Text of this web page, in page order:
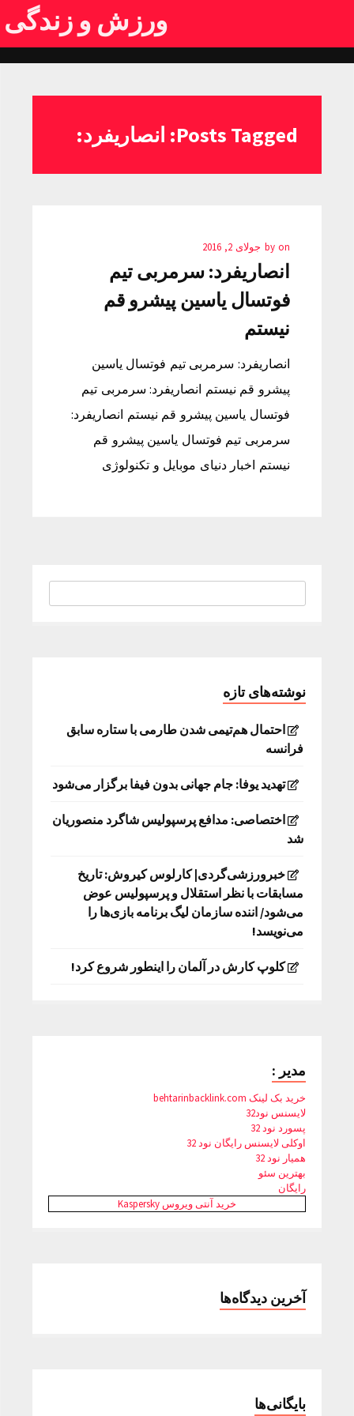
ورزش و زندگی
Posts Tagged: انصاریفرد:
by on جولای 2, 2016
انصاریفرد: سرمربی تیم
فوتسال یاسین پیشرو قم
نیستم
انصاریفرد: سرمربی تیم فوتسال یاسین
پیشرو قم نیستم انصاریفرد: سرمربی تیم
فوتسال یاسین پیشرو قم نیستم انصاریفرد:
سرمربی تیم فوتسال یاسین پیشرو قم
نیستم اخبار دنیای موبایل و تکنولوژی
نوشته‌های تازه
احتمال هم‌تیمی شدن طارمی با ستاره سابق
فرانسه
تهدید یوفا: جام جهانی بدون فیفا برگزار می‌شود
اختصاصی: مدافع پرسپولیس شاگرد منصوریان
شد
خبرورزشی‌گردی| کارلوس کیروش: تاریخ
مسابقات با نظر استقلال و پرسپولیس عوض
می‌شود/ اننده سازمان لیگ برنامه بازی‌ها را
می‌نویسد!
کلوپ کارش در آلمان را اینطور شروع کرد!
مدیر :
خرید بک لینک behtarinbacklink.com
لایسنس نود32
پسورد نود 32
اوکلی لایسنس رایگان نود 32
همیار نود 32
بهترین سئو
رایگان
خرید آنتی ویروس Kaspersky
آخرین دیدگاه‌ها
بایگانی‌ها